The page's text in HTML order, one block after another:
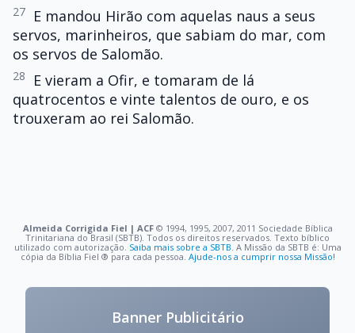
27
E mandou Hirão com aquelas naus a seus
servos, marinheiros, que sabiam do mar, com
os servos de Salomão.
28
E vieram a Ofir, e tomaram de lá
quatrocentos e vinte talentos de ouro, e os
trouxeram ao rei Salomão.
Almeida Corrigida Fiel | ACF©️ 1994, 1995, 2007, 2011 Sociedade Bíblica
Trinitariana do Brasil (SBTB). Todos os direitos reservados. Texto bíblico
utilizado com autorização. Saiba mais sobre a SBTB . A Missão da SBTB é: Uma
cópia da Bíblia Fiel ®️ para cada pessoa. Ajude-nos a cumprir nossa Missão!
Banner Publicitário